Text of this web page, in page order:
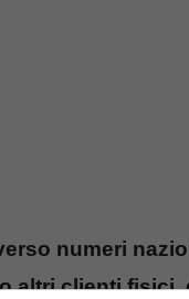
numeri
altri clienti fisici,